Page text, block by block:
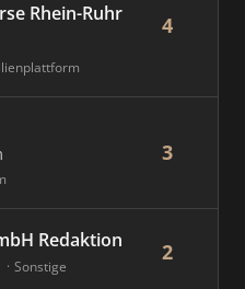
Rhein-Ruhr
4
3
Redaktion
Sonstige
2